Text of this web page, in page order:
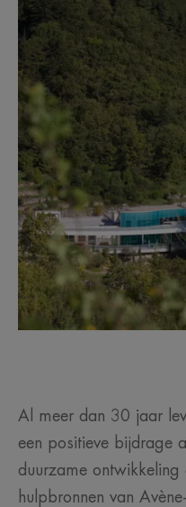
Al meer dan 30 jaar
een positieve bijdrage
duurzame
hulpbronnen van